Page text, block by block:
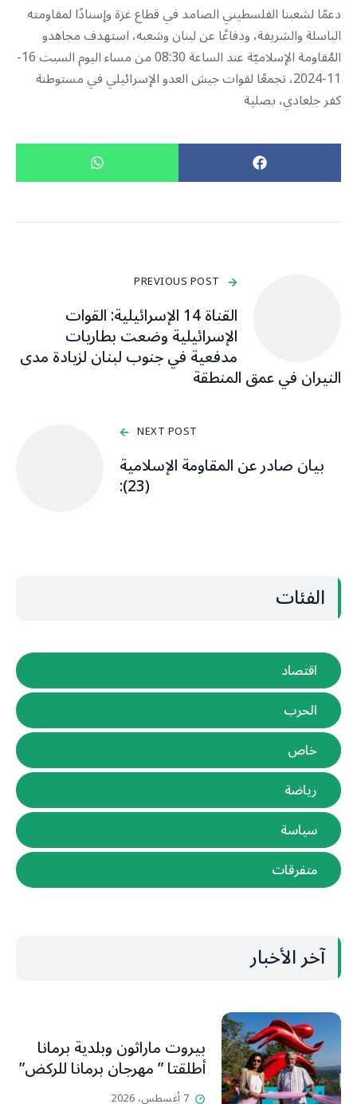
دعمًا لشعبنا الفلسطيني الصامد في قطاع غزة وإسنادًا لمقاومته
الباسلة ‌‏‌‏‌والشريفة، ودفاعًا عن لبنان ‏وشعبه، استهدف ‏مجاهدو
المُقاومة الإسلاميّة عند الساعة 08:30 من مساء اليوم السبت 16-
11-2024، تجمعًا لقوات جيش العدو ‏الإسرائيلي في مستوطنة
كفر جلعادي، بصلية
PREVIOUS POST
القناة 14 الإسرائيلية: القوات
الإسرائيلية وضعت بطاريات
مدفعية في جنوب لبنان لزيادة مدى
النيران في عمق المنطقة
NEXT POST
بيان صادر عن المقاومة الإسلامية
(23):‏
الفئات
اقتصاد
الحرب
خاص
رياضة
سياسة
متفرقات
آخر الأخبار
بيروت ماراثون وبلدية برمانا
أطلقتا ” مهرجان برمانا للركض”
7 أغسطس، 2026